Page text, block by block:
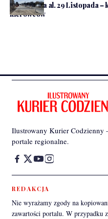
Rozbudowa al. 29 Listopada
kierowców
Ilustrowany Kurier Codzienny
portale regionalne.
REDAKCJA
Nie wyrażamy zgody na
zawartości portalu. W przypadku